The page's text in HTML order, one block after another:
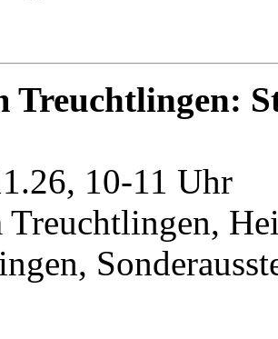
Treuchtlingen:
10-11 Uhr
Treuchtlingen,